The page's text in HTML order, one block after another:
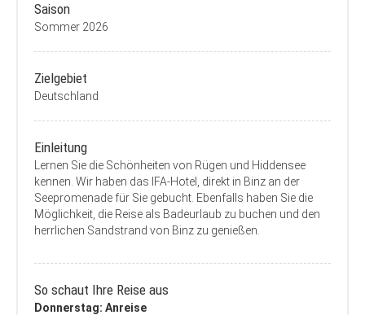
Saison
Sommer 2026
Zielgebiet
Deutschland
Einleitung
Lernen Sie die Schönheiten von Rügen und Hiddensee
kennen. Wir haben das IFA-Hotel, direkt in Binz an der
Seepromenade für Sie gebucht. Ebenfalls haben Sie die
Möglichkeit, die Reise als Badeurlaub zu buchen und den
herrlichen Sandstrand von Binz zu genießen.
So schaut Ihre Reise aus
Donnerstag: Anreise